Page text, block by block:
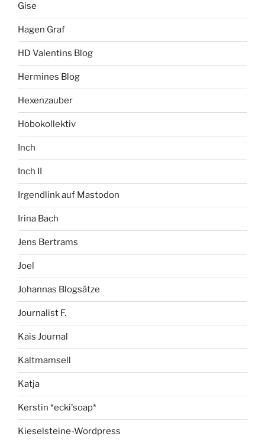
Gise
Hagen Graf
HD Valentins Blog
Hermines Blog
Hexenzauber
Hobokollektiv
Inch
Inch II
Irgendlink auf Mastodon
Irina Bach
Jens Bertrams
Joel
Johannas Blogsätze
Journalist F.
Kais Journal
Kaltmamsell
Katja
Kerstin *ecki'soap*
Kieselsteine-Wordpress